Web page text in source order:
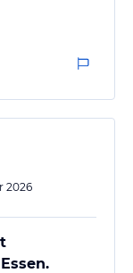
Buffet,
2026